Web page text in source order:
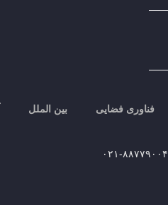
فناوری فضایی بین الملل
۰۲۱-۸۸۷۷۹۰۰۴